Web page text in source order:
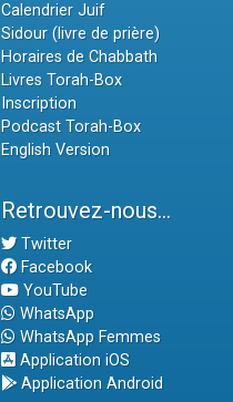
Calendrier Juif
Sidour (livre de prière)
Horaires de Chabbath
Livres Torah-Box
Inscription
Podcast Torah-Box
English Version
Retrouvez-nous...
Twitter
Facebook
YouTube
WhatsApp
WhatsApp Femmes
Application iOS
Application Android